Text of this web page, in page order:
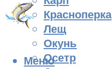
Красноперка
Лещ
Окунь
Осетр
Меню